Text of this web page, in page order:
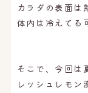
カラダの表面は
体内は冷えてる
そこで、今回は
レッシュレモン